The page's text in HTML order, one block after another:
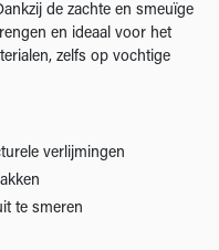
de zachte en smeuïge
en ideaal voor het
zelfs op vochtige
verlijmingen
te smeren